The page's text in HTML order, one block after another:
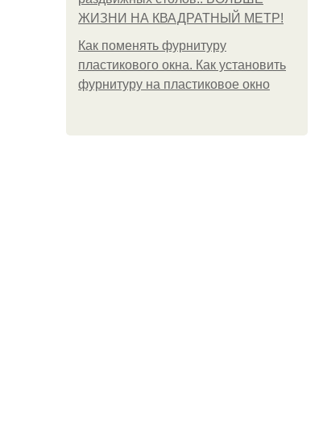
ЖИЗНИ НА КВАДРАТНЫЙ МЕТР!
Как поменять фурнитуру
пластикового окна. Как установить
фурнитуру на пластиковое окно